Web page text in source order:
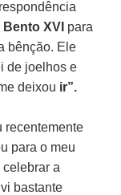
Bento XVI para
bênção. Ele
de joelhos e
deixou ir”.
recentemente
para o meu
celebrar a
bastante